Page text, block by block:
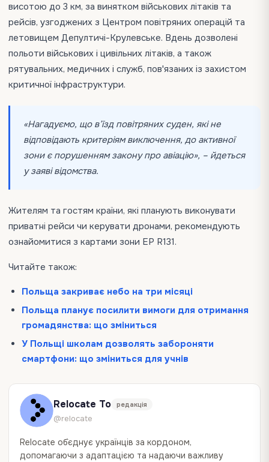
висотою до 3 км, за винятком військових літаків та
рейсів, узгоджених з Центром повітряних операцій та
летовищем Депултичі-Крулевське. Вдень дозволені
польоти військових і цивільних літаків, а також
рятувальних, медичних і служб, пов'язаних із захистом
критичної інфраструктури.
«Нагадуємо, що в’їзд повітряних суден, які не
відповідають критеріям виключення, до активної
зони є порушенням закону про авіацію», – йдеться
у заяві відомства.
Жителям та гостям країни, які планують виконувати
приватні рейси чи керувати дронами, рекомендують
ознайомитися з картами зони EP R131.
Читайте також:
Польща закриває небо на три місяці
Польща планує посилити вимоги для отримання
громадянства: що зміниться
У Польщі школам дозволять забороняти
смартфони: що зміниться для учнів
Relocate To редакція
@relocate
Relocate об`єднує українців за кордоном,
допомагаючи з адаптацією та надаючи важливу